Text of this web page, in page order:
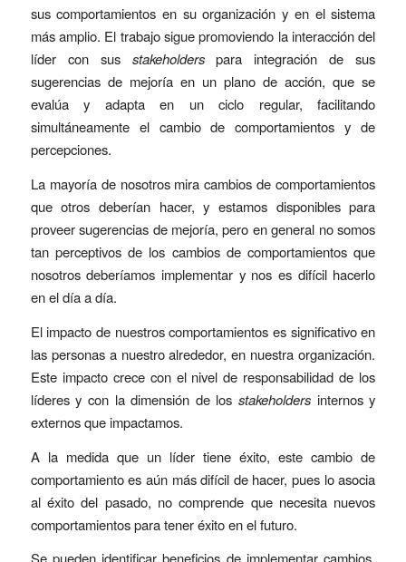
sus comportamientos en su organización y en el sistema
más amplio. El trabajo sigue promoviendo la interacción del
líder con sus stakeholderspara integración de sus
sugerencias de mejoría en un plano de acción, que se
evalúa y adapta en un ciclo regular, facilitando
simultáneamente el cambio de comportamientos y de
percepciones.
La mayoría de nosotros mira cambios de comportamientos
que otros deberían hacer, y estamos disponibles para
proveer sugerencias de mejoría, pero en general no somos
tan perceptivos de los cambios de comportamientos que
nosotros deberíamos implementar y nos es difícil hacerlo
en el día a día.
El impacto de nuestros comportamientos es significativo en
las personas a nuestro alrededor, en nuestra organización.
Este impacto crece con el nivel de responsabilidad de los
líderes y con la dimensión de losstakeholders internos y
externos que impactamos.
A la medida que un líder tiene éxito, este cambio de
comportamiento es aún más difícil de hacer, pues lo asocia
al éxito del pasado, no comprende que necesita nuevos
comportamientos para tener éxito en el futuro.
Se pueden identificar beneficios de implementar cambios,